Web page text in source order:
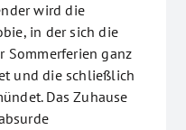
wird die
in der sich die
Sommerferien ganz
und die schließlich
Das Zuhause